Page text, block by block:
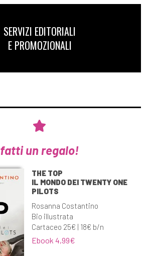
SERVIZI EDITORIALI
E PROMOZIONALI
fatti un regalo!
THE TOP
IL MONDO DEI TWENTY ONE
PILOTS
Rosanna Costantino
Bio illustrata
Cartaceo 25€ | 18€ b/n
Ebook 4,99€